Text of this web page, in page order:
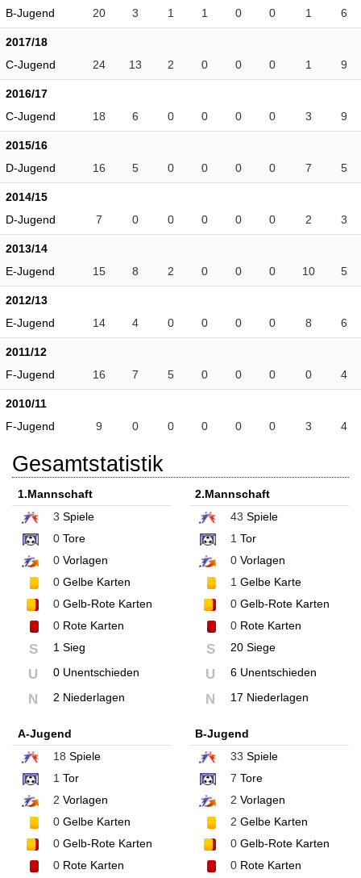
B-Jugend
20 3 1 1 0 0 1 6
2017/18
C-Jugend
24 13 2 0 0 0 1 9
2016/17
C-Jugend
18 6 0 0 0 0 3 9
2015/16
D-Jugend
16 5 0 0 0 0 7 5
2014/15
D-Jugend
7 0 0 0 0 0 2 3
2013/14
E-Jugend
15 8 2 0 0 0 10 5
2012/13
E-Jugend
14 4 0 0 0 0 8 6
2011/12
F-Jugend
16 7 5 0 0 0 0 4
2010/11
F-Jugend
9 0 0 0 0 0 3 4
Gesamtstatistik
1.Mannschaft
3 Spiele
0 Tore
0 Vorlagen
0 Gelbe Karten
0 Gelb-Rote Karten
0 Rote Karten
S 1 Sieg
U 0 Unentschieden
N 2 Niederlagen
2.Mannschaft
43 Spiele
1 Tor
0Vorlagen
1 Gelbe Karte
0Gelb-Rote Karten
0Rote Karten
S 20 Siege
U 6 Unentschieden
N 17 Niederlagen
A-Jugend
18 Spiele
1 Tor
2 Vorlagen
0 Gelbe Karten
0 Gelb-Rote Karten
0 Rote Karten
B-Jugend
33 Spiele
7 Tore
2 Vorlagen
2 Gelbe Karten
0Gelb-Rote Karten
0Rote Karten